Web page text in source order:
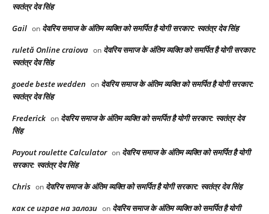
स्वतंत्र देव सिंह
Gail on देवरिय समाज के अंतिम व्यक्ति को समर्पित है योगी सरकार: स्वतंत्र देव सिंह
ruletă Online craiova on देवरिय समाज के अंतिम व्यक्ति को समर्पित है योगी सरकार:
स्वतंत्र देव सिंह
goede beste wedden on देवरिय समाज के अंतिम व्यक्ति को समर्पित है योगी सरकार:
स्वतंत्र देव सिंह
Frederick on देवरिय समाज के अंतिम व्यक्ति को समर्पित है योगी सरकार: स्वतंत्र देव
सिंह
Payout roulette Calculator on देवरिय समाज के अंतिम व्यक्ति को समर्पित है योगी
सरकार: स्वतंत्र देव सिंह
Chris on देवरिय समाज के अंतिम व्यक्ति को समर्पित है योगी सरकार: स्वतंत्र देव सिंह
как се играе на залози on देवरिय समाज के अंतिम व्यक्ति को समर्पित है योगी